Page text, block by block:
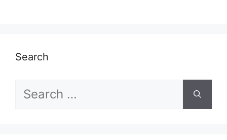
Search
Search